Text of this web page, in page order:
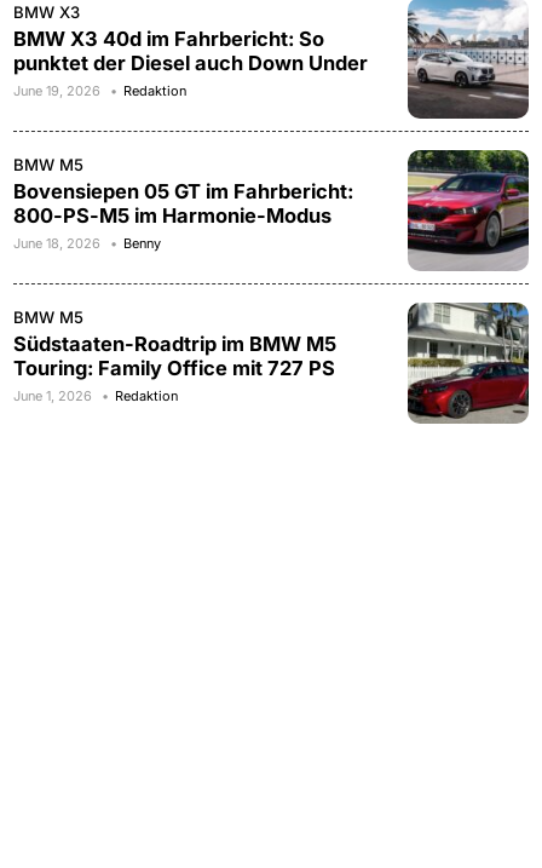
BMW X3
BMW X3 40d im Fahrbericht: So
punktet der Diesel auch Down Under
June 19, 2026 Redaktion
BMW M5
Bovensiepen 05 GT im Fahrbericht:
800-PS-M5 im Harmonie-Modus
June 18, 2026 Benny
BMW M5
Südstaaten-Roadtrip im BMW M5
Touring: Family Office mit 727 PS
June 1, 2026 Redaktion